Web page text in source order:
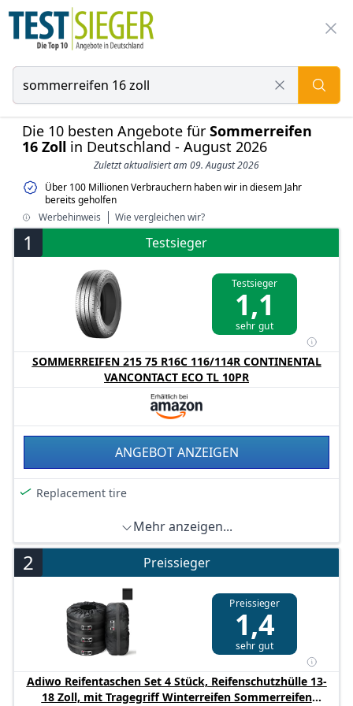
Die 10 besten Angebote für Sommerreifen
16 Zoll in Deutschland - August 2026
Zuletzt aktualisiert am 09. August 2026
Über 100 Millionen Verbrauchern haben wir in diesem Jahr
bereits geholfen
Werbehinweis
Wie vergleichen wir?
1 Testsieger
Testsieger
1,1
sehr gut
SOMMERREIFEN 215 75 R16C 116/114R CONTINENTAL
VANCONTACT ECO TL 10PR
ANGEBOT ANZEIGEN
Replacement tire
Mehr anzeigen...
2 Preissieger
Preissieger
1,4
sehr gut
Adiwo Reifentaschen Set 4 Stück, Reifenschutzhülle 13-
18 Zoll, mit Tragegriff Winterreifen Sommerreifen